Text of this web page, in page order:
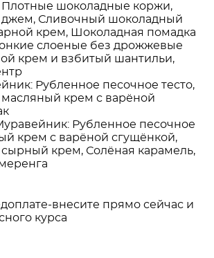
Плотные шоколадные коржи,
Сливочный шоколадный
крем, Шоколадная помадка
слоеные без дрожжевые
крем и взбитый шантильи,
Рубленное песочное тесто,
крем с варёной
Рубленное песочное
крем с варёной сгущёнкой,
крем, Солёная карамель,
внесите прямо сейчас и
курса